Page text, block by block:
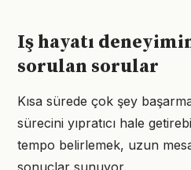
Iş hayatı
sorulan sorular
Kısa sürede çok şey
sürecini yıpratıcı hale
tempo belirlemek, uzun
sonuçlar sunuyor.